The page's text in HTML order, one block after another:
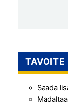
TAVOITE
Saada